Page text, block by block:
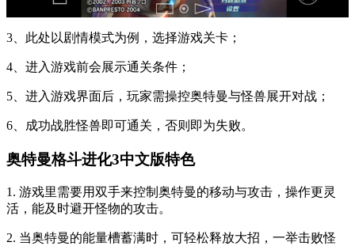
3、此处以剧情模式为例，选择游戏关卡；
4、进入游戏前会展示通关条件；
5、进入游戏界面后，玩家需操控奥特曼与怪兽展开对战；
6、成功战胜怪兽即可通关，否则即为失败。
奥特曼格斗进化3中文版特色
1. 游戏里需要用双手来控制奥特曼的移动与攻击，操作更灵
活，能及时避开怪物的攻击。
2. 当奥特曼的能量槽蓄满时，可轻松释放大招，一举击败怪